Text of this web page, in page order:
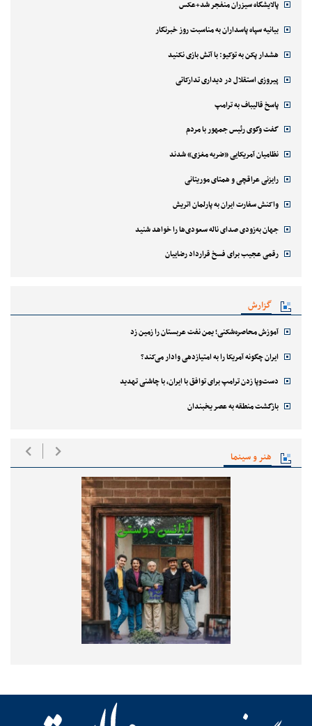
پالایشگاه سیزران منفجر شد+عکس
بیانیه سپاه پاسداران به مناسبت روز خبرنگار
هشدار پکن به توکیو: با آتش بازی نکنید
پیروزی استقلال در دیداری تدارکاتی
پاسخ قالیباف به ترامپ
گفت وگوی رئیس جمهور با مردم
نظامیان آمریکایی «ضربه مغزی» شدند
رایزنی عراقچی و همتای موریتانی
واکنش سفارت ایران به پارلمان اتریش
جهان به‌زودی صدای ناله سعودی‌ها را خواهد شنید
رقمی عجیب برای فسخ قرارداد رضاییان
گزارش
آموزش محاصره‌شکنی؛ یمن نفت عربستان را زمین زد
ایران چگونه آمریکا را به امتیازدهی وادار می‌کند؟
دست‌وپا زدن ترامپ برای توافق با ایران، با چاشنی تهدید
بازگشت منطقه به عصر یخبندان
هنر و سینما